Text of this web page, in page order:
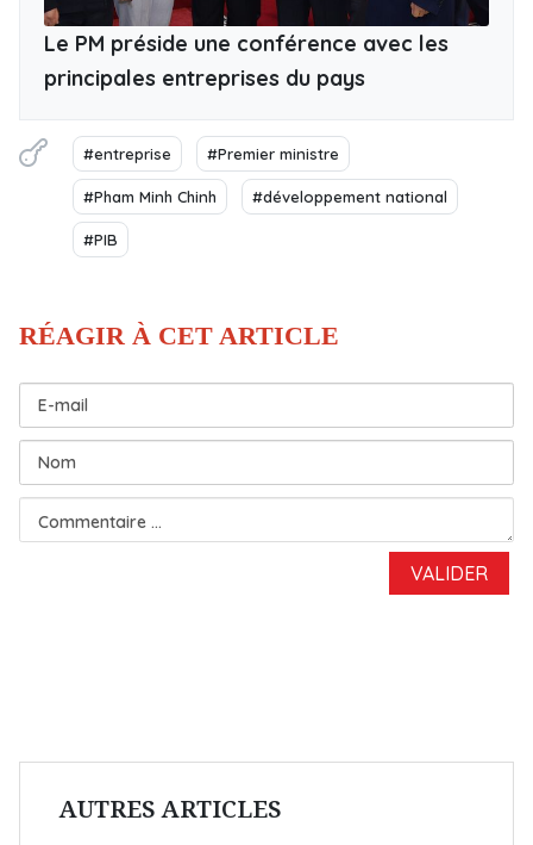
Le PM préside une conférence avec les
principales entreprises du pays
#entreprise #Premier ministre
#Pham Minh Chinh #développement national
#PIB
AUTRES ARTICLES